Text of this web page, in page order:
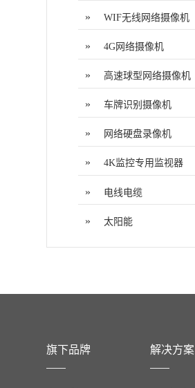
» WIF无线网络摄像机
» 4G网络摄像机
» 高速球型网络摄像机
» 车牌识别摄像机
» 网络硬盘录像机
» 4K监控专用监视器
» 电线电缆
» 太阳能
旗下品牌 解决方案